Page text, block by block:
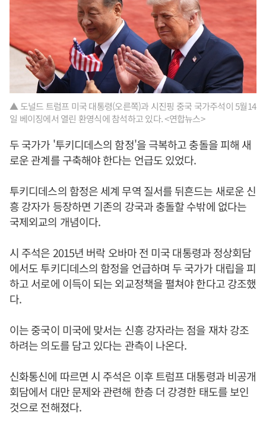
▲ 도널드 트럼프 미국 대통령(오른쪽)과 시진핑 중국 국가주석이 5월14
일 베이징에서 열린 환영식에 참석하고 있다. <연합뉴스>
두 국가가 '투키디데스의 함정'을 극복하고 충돌을 피해 새
로운 관계를 구축해야 한다는 언급도 있었다.
투키디데스의 함정은 세계 무역 질서를 뒤흔드는 새로운 신
흥 강자가 등장하면 기존의 강국과 충돌할 수밖에 없다는
국제외교의 개념이다.
시 주석은 2015년 버락 오바마 전 미국 대통령과 정상회담
에서도 투키디데스의 함정을 언급하며 두 국가가 대립을 피
하고 서로에 이득이 되는 외교정책을 펼쳐야 한다고 강조했
다.
이는 중국이 미국에 맞서는 신흥 강자라는 점을 재차 강조
하려는 의도를 담고 있다는 관측이 나온다.
신화통신에 따르면 시 주석은 이후 트럼프 대통령과 비공개
회담에서 대만 문제와 관련해 한층 더 강경한 태도를 보인
것으로 전해졌다.